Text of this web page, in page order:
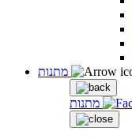
מתנות